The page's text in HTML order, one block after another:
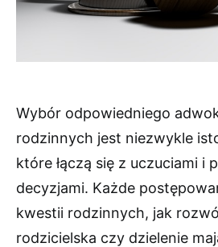
Wybór odpowiedniego
rodzinnych jest niezwykle
które łączą się z uczuciami i
decyzjami. Każde
kwestii rodzinnych, jak
rodzicielska czy dzielenie